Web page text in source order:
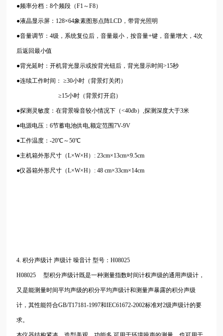
●频率分档：8个频段（F1～F8）
●液晶显示屏：128×64象素图形点阵LCD，带背光照明
●音量调节：4级，系统复位后，音量最小，按音量+键，音量增大，4次
后返回最小值
●背光延时：开机背光显示或按背光钮后，背光显示时间>15秒
●连续工作时间： ≥30小时（背景灯关闭）
≥15小时（背景灯开启）
●探测灵敏度：在背景噪音较小情况下（<40db）,探测深度大于3米
●电源电压：6节蓄电池供电,额定范围7V-9V
●工作温度：-20℃～50℃
●主机箱外形尺寸（L×W×H）: 23cm×13cm×9.5cm
●仪器箱外形尺寸（L×W×H）: 48 cm×33cm×14cm
4.积分声级计 声级计 噪音计 型号：H08025
H08025 型积分声级计既是一种测量指数时间计权声级的通用声级计，
又是能测量时间平均声级的积分平均声级计和测量声暴露的积分声级
计，其性能符合GB/T17181-1997和IEC61672-2002标准对2级声级计的要
求。